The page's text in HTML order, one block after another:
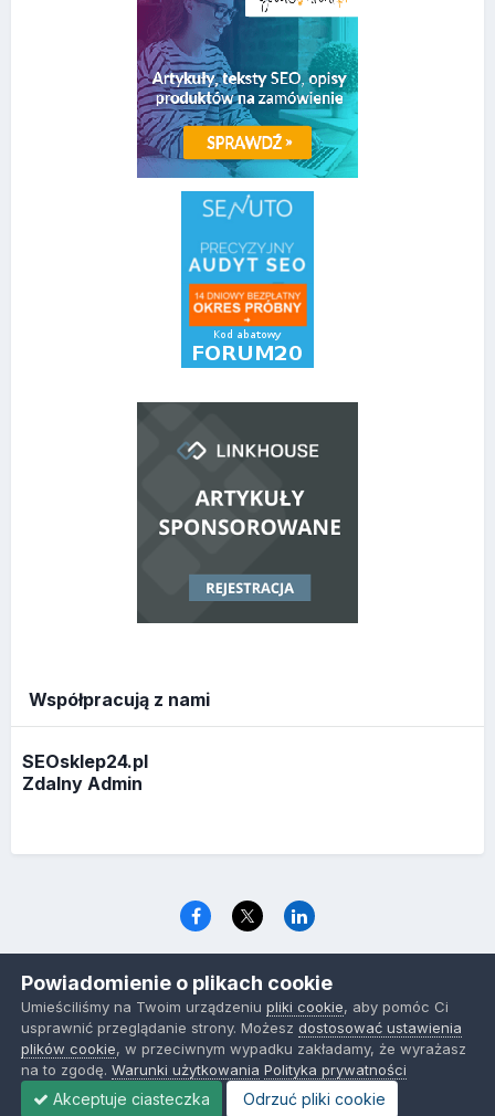
Współpracują z nami
SEOsklep24.pl
Zdalny Admin
www.optymalizacja.com
Powered by Invision Community
Powiadomienie o plikach cookie
Umieściliśmy na Twoim urządzeniupliki cookie, aby pomóc Ci
usprawnić przeglądanie strony. Możeszdostosować ustawienia
plików cookie, w przeciwnym wypadku zakładamy, że wyrażasz
na to zgodę.Warunki użytkowania Polityka prywatności
Akceptuje ciasteczka Odrzuć pliki cookie